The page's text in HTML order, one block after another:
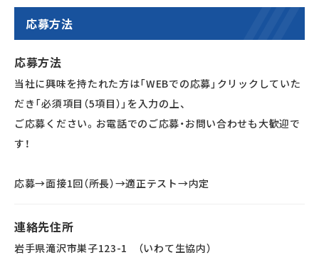
応募方法
応募方法
当社に興味を持たれた方は「WEBでの応募」クリックしていた
だき「必須項目（5項目）」を入力の上、
ご応募ください。お電話でのご応募・お問い合わせも大歓迎で
す！
応募→面接1回（所長）→適正テスト→内定
連絡先住所
岩手県滝沢市巣子123-1 （いわて生協内）